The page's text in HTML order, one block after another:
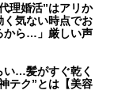
理婚活”はアリか
気ない時点でお
から…」厳しい声
い…髪がすぐ乾く
テク”とは【美容